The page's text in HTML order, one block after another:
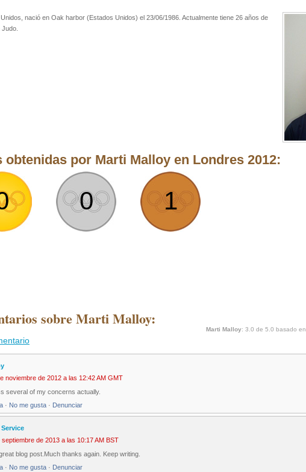
nació en Oak harbor (Estados Unidos) el 23/06/1986. Actualmente tiene 26 años de
obtenidas por Marti Malloy en Londres 2012:
0 1
sobre Marti Malloy:
Marti Malloy: 3.0 de 5.0 basado en
noviembre de 2012 a las 12:42 AM GMT
several of my concerns actually.
· No me gusta · Denunciar
Service
septiembre de 2013 a las 10:17 AM BST
blog post.Much thanks again. Keep writing.
· No me gusta · Denunciar